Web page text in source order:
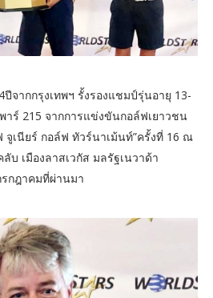
จากกรุงเทพฯ รั้งรองแชมป์รุ่นอายุ 13-
าร์ 215 จากการแข่งขันกอล์ฟเยาวชน
จูเนียร์ กอล์ฟ ทัวร์นาเม้นท์”ครั้งที่ 16 ณ
บ เมืองลาสเวกัส มลรัฐเนวาด้า
รกฎาคมที่ผ่านมา